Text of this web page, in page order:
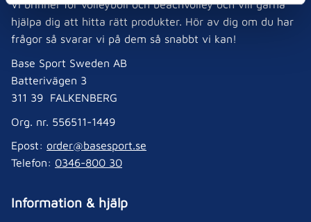
Vi brinner för volleyboll och beachvolley och vill gärna
hjälpa dig att hitta rätt produkter. Hör av dig om du har
frågor så svarar vi på dem så snabbt vi kan!
Base Sport Sweden AB
Batterivägen 3
311 39 FALKENBERG
Org. nr. 556511-1449
Epost: order@basesport.se
Telefon: 0346-800 30
Information & hjälp